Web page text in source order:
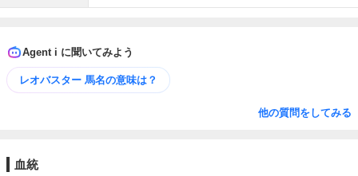
Agent i に聞いてみよう
レオバスター 馬名の意味は？
他の質問をしてみる
血統